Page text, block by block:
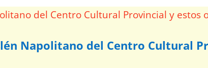
Napolitano del Centro Cultural